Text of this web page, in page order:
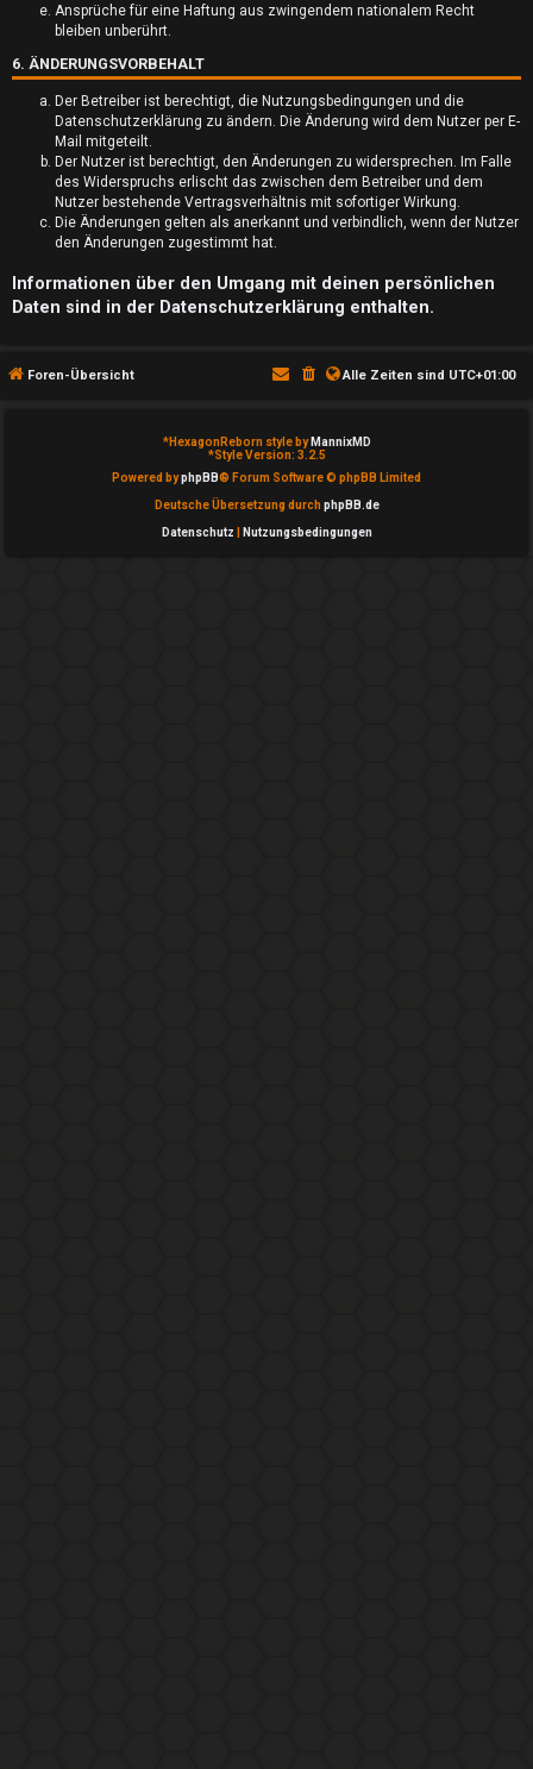
n
c
h
Ansprüche für eine Haftung aus zwingendem nationalem Recht
bleiben unberührt.
6. ÄNDERUNGSVORBEHALT
Der Betreiber ist berechtigt, die Nutzungsbedingungen und die
Datenschutzerklärung zu ändern. Die Änderung wird dem Nutzer per E-
Mail mitgeteilt.
Der Nutzer ist berechtigt, den Änderungen zu widersprechen. Im Falle
des Widerspruchs erlischt das zwischen dem Betreiber und dem
Nutzer bestehende Vertragsverhältnis mit sofortiger Wirkung.
Die Änderungen gelten als anerkannt und verbindlich, wenn der Nutzer
den Änderungen zugestimmt hat.
Informationen über den Umgang mit deinen persönlichen
Daten sind in der Datenschutzerklärung enthalten.
Foren-Übersicht Alle Zeiten sind UTC+01:00
*HexagonReborn style by MannixMD
*Style Version: 3.2.5
Powered byphpBB® Forum Software © phpBB Limited
Deutsche Übersetzung durch phpBB.de
Datenschutz Nutzungsbedingungen